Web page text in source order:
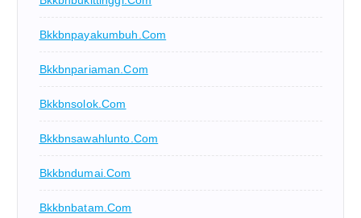
Bkkbnpayakumbuh.com
Bkkbnpariaman.com
Bkkbnsolok.com
Bkkbnsawahlunto.com
Bkkbndumai.com
Bkkbnbatam.com